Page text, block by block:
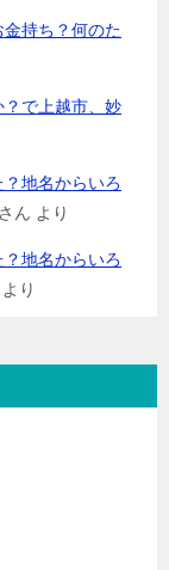
持ち？何のた
で上越市、妙
地名からいろ
ん より
地名からいろ
より